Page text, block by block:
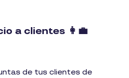
a clientes 👩‍💼
de tus clientes de